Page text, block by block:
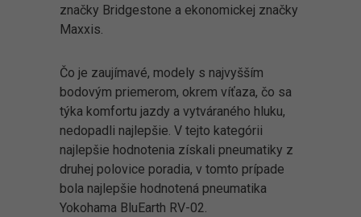
značky Bridgestone a ekonomickej značky
Maxxis.
Čo je zaujímavé, modely s najvyšším
bodovým priemerom, okrem víťaza, čo sa
týka komfortu jazdy a vytváraného hluku,
nedopadli najlepšie. V tejto kategórii
najlepšie hodnotenia získali pneumatiky z
druhej polovice poradia, v tomto prípade
bola najlepšie hodnotená pneumatika
Yokohama BluEarth RV-02.